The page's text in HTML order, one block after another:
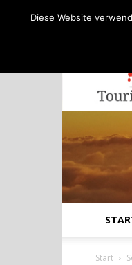
Start
Diese Website